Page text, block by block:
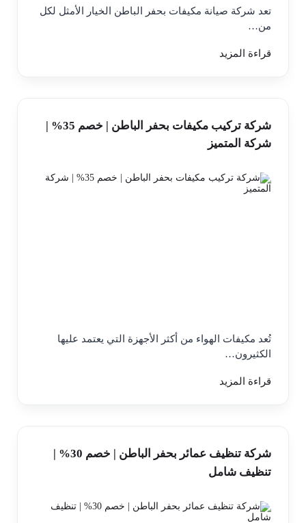
تعد شركة صيانة مكيفات بحفر الباطن الخيار الأمثل لكل
من…
قراءة المزيد
شركة تركيب مكيفات بحفر الباطن | خصم 35% |
شركة المتميز
تُعد مكيفات الهواء من أكثر الأجهزة التي يعتمد عليها
الكثيرون…
قراءة المزيد
شركة تنظيف عمائر بحفر الباطن | خصم 30% |
تنظيف شامل